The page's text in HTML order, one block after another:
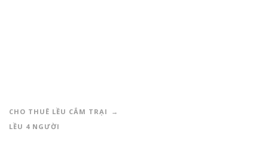
CHO THUÊ LỀU CẮM TRẠI
LỀU 4 NGƯỜI